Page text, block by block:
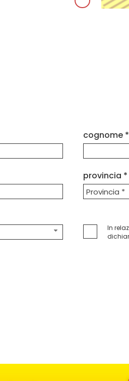
cognome *
provincia *
Provincia *
In